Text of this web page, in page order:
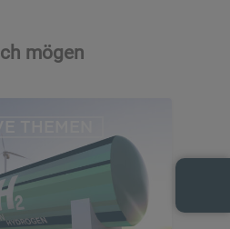
mögen
THEMEN